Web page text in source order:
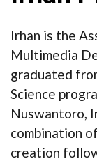
Irhan is the
Multimedia
graduated
Science
Nuswantoro,
combination
creation